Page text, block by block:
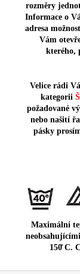
rozměry
Informace o
adresa
Vám
kterého,
Velice rádi
kategorii
požadované
nebo našití
pásky
Maximální
150̊ C.